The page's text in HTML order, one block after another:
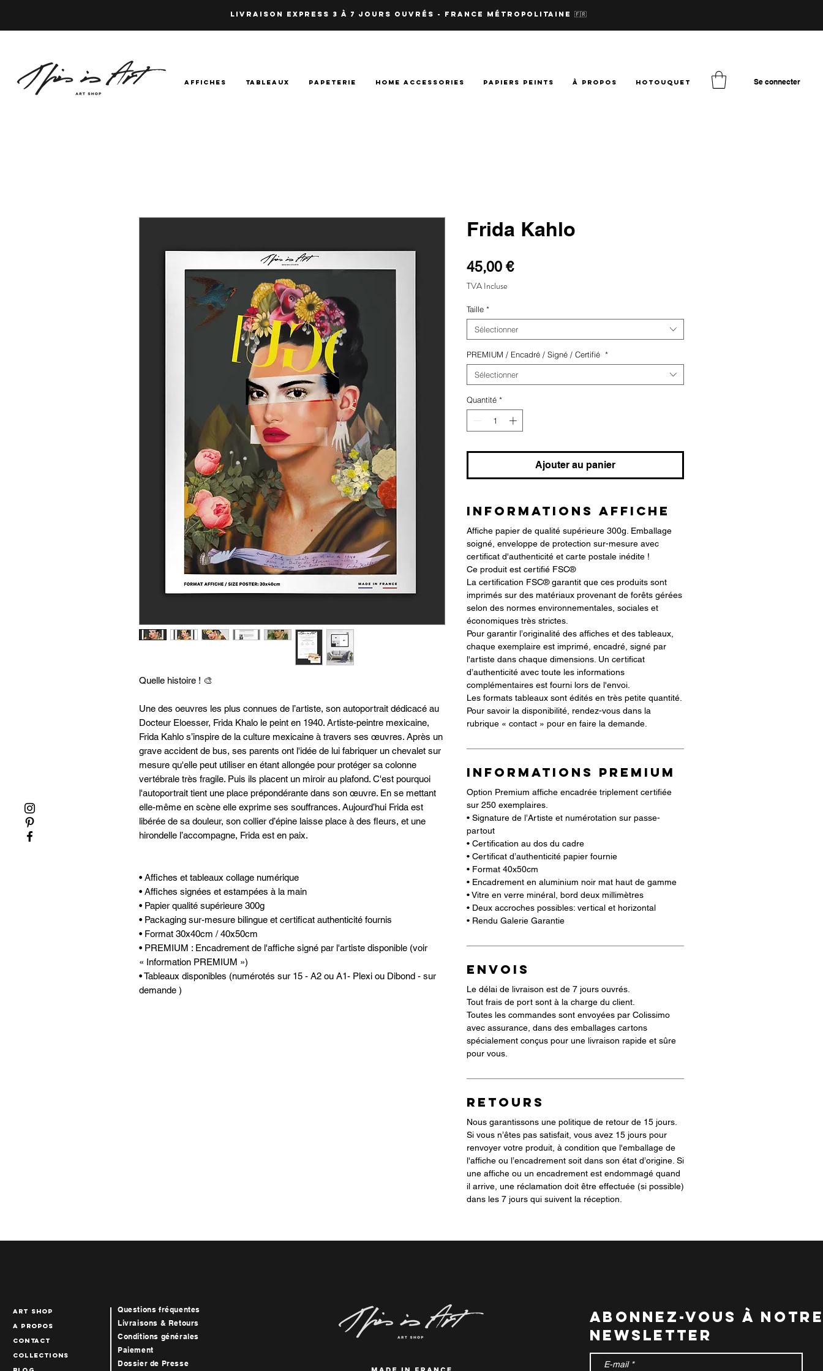
LIVRAISON EXPRESS 3 à 7 JOURS OUVRés - fRANCE Métropolitaine 🇫🇷
AFFICHES TABLEAUX PAPETERIE HOME ACCESSORIES PAPIERS PEINTS à PROPOS hotouquet Se connecter
Quelle histoire ! 🎨
Une des oeuvres les plus connues de l’artiste, son autoportrait dédicacé au
Docteur Eloesser, Frida Khalo le peint en 1940. Artiste-peintre mexicaine,
Frida Kahlo s’inspire de la culture mexicaine à travers ses œuvres. Après un
grave accident de bus, ses parents ont l'idée de lui fabriquer un chevalet sur
mesure qu'elle peut utiliser en étant allongée pour protéger sa colonne
vertébrale très fragile. Puis ils placent un miroir au plafond. C'est pourquoi
l'autoportrait tient une place prépondérante dans son œuvre. En se mettant
elle-même en scène elle exprime ses souffrances. Aujourd’hui Frida est
libérée de sa douleur, son collier d’épine laisse place à des fleurs, et une
hirondelle l’accompagne, Frida est en paix.
• Affiches et tableaux collage numérique
• Affiches signées et estampées à la main
• Papier qualité supérieure 300g
• Packaging sur-mesure bilingue et certificat authenticité fournis
• Format 30x40cm / 40x50cm
• PREMIUM : Encadrement de l'affiche signé par l'artiste disponible (voir
« Information PREMIUM »)
• Tableaux disponibles (numérotés sur 15 - A2 ou A1- Plexi ou Dibond - sur
demande )
Frida Kahlo
45,00 €Prix
TVA Incluse
Taille *
Sélectionner
PREMIUM / Encadré / Signé / Certifié *
Sélectionner
Quantité *
Ajouter au panier
INFORMATIONS AFFICHE
Affiche papier de qualité supérieure 300g. Emballage
soigné, enveloppe de protection sur-mesure avec
certificat d'authenticité et carte postale inédite !
Ce produit est certifié FSC®
La certification FSC® garantit que ces produits sont
imprimés sur des matériaux provenant de forêts gérées
selon des normes environnementales, sociales et
économiques très strictes.
Pour garantir l’originalité des affiches et des tableaux,
chaque exemplaire est imprimé, encadré, signé par
l'artiste dans chaque dimensions. Un certificat
d’authenticité avec toute les informations
complémentaires est fourni lors de l'envoi.
Les formats tableaux sont édités en très petite quantité.
Pour savoir la disponibilité, rendez-vous dans la
rubrique « contact » pour en faire la demande.
INFORMATIONS PREMIUM
Option Premium affiche encadrée triplement certifiée
sur 250 exemplaires.
• Signature de l’Artiste et numérotation sur passe-
partout
• Certification au dos du cadre
• Certificat d’authenticité papier fournie
• Format 40x50cm
• Encadrement en aluminium noir mat haut de gamme
• Vitre en verre minéral, bord deux millimètres
• Deux accroches possibles: vertical et horizontal
• Rendu Galerie Garantie
ENVOIS
Le délai de livraison est de 7 jours ouvrés.
Tout frais de port sont à la charge du client.
Toutes les commandes sont envoyées par Colissimo
avec assurance, dans des emballages cartons
spécialement conçus pour une livraison rapide et sûre
pour vous.
RETOURS
Nous garantissons une politique de retour de 15 jours.
Si vous n’êtes pas satisfait, vous avez 15 jours pour
renvoyer votre produit, à condition que l'emballage de
l'affiche ou l’encadrement soit dans son état d’origine. Si
une affiche ou un encadrement est endommagé quand
il arrive, une réclamation doit être effectuée (si possible)
dans les 7 jours qui suivent la réception.
art Shop
A propos
Contact
collections
Questions fréquentes
Livraisons & Retours
Conditions générales
Paiement
Dossier de Presse
abonnez-vous à notre
newsletter